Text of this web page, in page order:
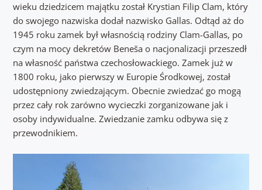
wieku dziedzicem majątku został Krystian Filip Clam, który
do swojego nazwiska dodał nazwisko Gallas. Odtąd aż do
1945 roku zamek był własnością rodziny Clam-Gallas, po
czym na mocy dekretów Beneša o nacjonalizacji przeszedł
na własność państwa czechosłowackiego. Zamek już w
1800 roku, jako pierwszy w Europie Środkowej, został
udostępniony zwiedzającym. Obecnie zwiedzać go mogą
przez cały rok zarówno wycieczki zorganizowane jak i
osoby indywidualne. Zwiedzanie zamku odbywa się z
przewodnikiem.